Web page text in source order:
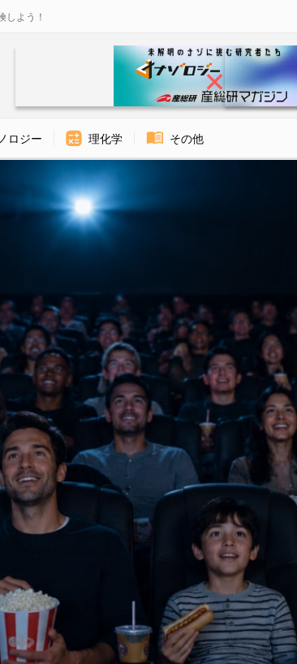
よう！
ロジー 理化学 その他